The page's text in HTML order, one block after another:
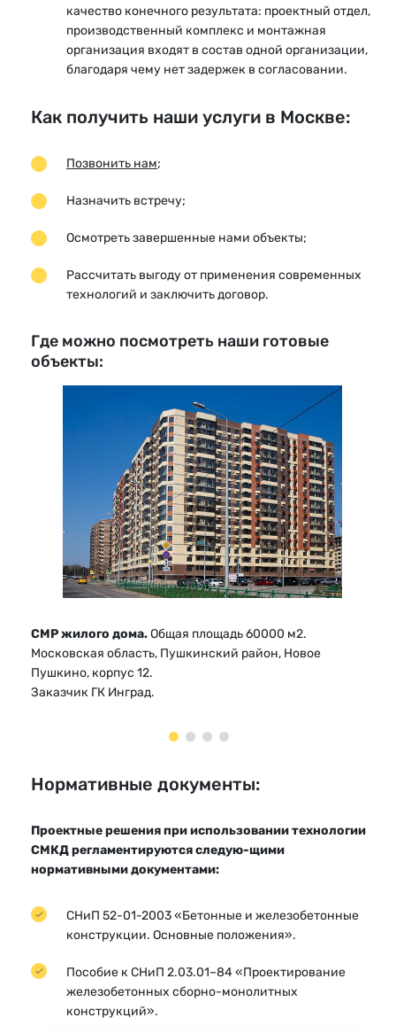
качество конечного результата: проектный отдел,
производственный комплекс и монтажная
организация входят в состав одной организации,
благодаря чему нет задержек в согласовании.
Как получить наши услуги в Москве:
Позвонить нам;
Назначить встречу;
Осмотреть завершенные нами объекты;
Рассчитать выгоду от применения современных
технологий и заключить договор.
Где можно посмотреть наши готовые
объекты:
СМР жилого дома.Общая площадь 60000 м2.
Московская область, Пушкинский район, Новое
Пушкино, корпус 12.
Заказчик ГК Инград.
Нормативные документы:
Проектные решения при использовании технологии
СМКД регламентируются следую-щими
нормативными документами:
СНиП 52-01-2003 «Бетонные и железобетонные
конструкции. Основные положения».
Пособие к СНиП 2.03.01–84 «Проектирование
железобетонных сборно-монолитных
конструкций».